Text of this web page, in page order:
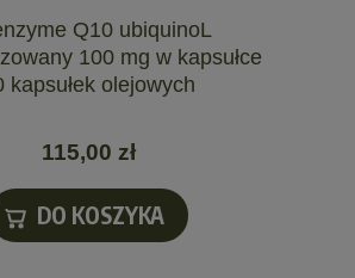
Q10 ubiquinoL
100 mg w kapsułce
kapsułek olejowych
115,00 zł
DO KOSZYKA